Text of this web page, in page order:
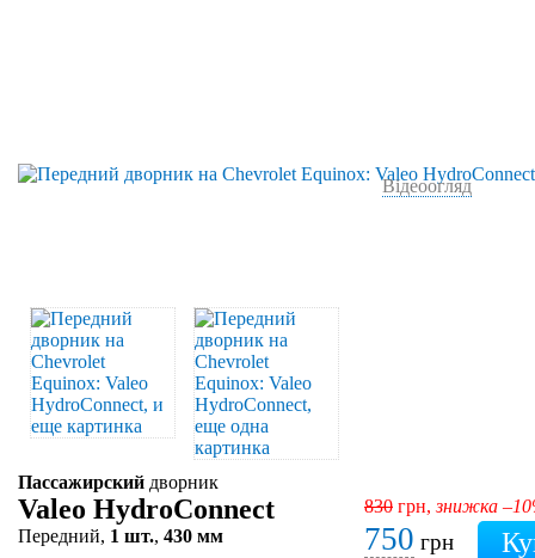
Відеоогляд
Пассажирский дворник
Valeo HydroConnect
Передний, 1 шт., 430 мм
830 грн,знижка
750 грн